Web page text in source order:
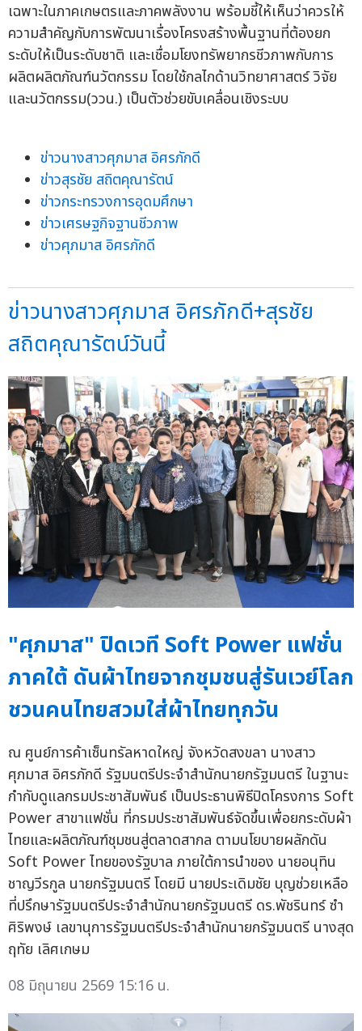
เฉพาะในภาคเกษตรและภาคพลังงาน พร้อมชี้ให้เห็นว่าควรให้
ความสำคัญกับการพัฒนาเรื่องโครงสร้างพื้นฐานที่ต้องยก
ระดับให้เป็นระดับชาติ และเชื่อมโยงทรัพยากรชีวภาพกับการ
ผลิตผลิตภัณฑ์นวัตกรรม โดยใช้กลไกด้านวิทยาศาสตร์ วิจัย
และนวัตกรรม(ววน.) เป็นตัวช่วยขับเคลื่อนเชิงระบบ
ข่าวนางสาวศุภมาส อิศรภักดี
ข่าวสุรชัย สถิตคุณารัตน์
ข่าวกระทรวงการอุดมศึกษา
ข่าวเศรษฐกิจฐานชีวภาพ
ข่าวศุภมาส อิศรภักดี
ข่าวนางสาวศุภมาส อิศรภักดี+สุรชัย
สถิตคุณารัตน์วันนี้
"ศุภมาส" ปิดเวที Soft Power แฟชั่น
ภาคใต้ ดันผ้าไทยจากชุมชนสู่รันเวย์โลก
ชวนคนไทยสวมใส่ผ้าไทยทุกวัน
ณ ศูนย์การค้าเซ็นทรัลหาดใหญ่ จังหวัดสงขลา นางสาว
ศุภมาส อิศรภักดี รัฐมนตรีประจำสำนักนายกรัฐมนตรี ในฐานะ
กำกับดูแลกรมประชาสัมพันธ์ เป็นประธานพิธีปิดโครงการ Soft
Power สาขาแฟชั่น ที่กรมประชาสัมพันธ์จัดขึ้นเพื่อยกระดับผ้า
ไทยและผลิตภัณฑ์ชุมชนสู่ตลาดสากล ตามนโยบายผลักดัน
Soft Power ไทยของรัฐบาล ภายใต้การนำของ นายอนุทิน
ชาญวีรกูล นายกรัฐมนตรี โดยมี นายประเดิมชัย บุญช่วยเหลือ
ที่ปรึกษารัฐมนตรีประจำสำนักนายกรัฐมนตรี ดร.พัชรินทร์ ซำ
ศิริพงษ์ เลขานุการรัฐมนตรีประจำสำนักนายกรัฐมนตรี นางสุด
ฤทัย เลิศเกษม
08 มิถุนายน 2569 15:16 น.